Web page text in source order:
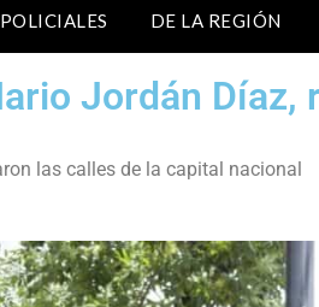
POLICIALES DE LA REGIÓN
Jordán Díaz,
las calles de la capital nacional